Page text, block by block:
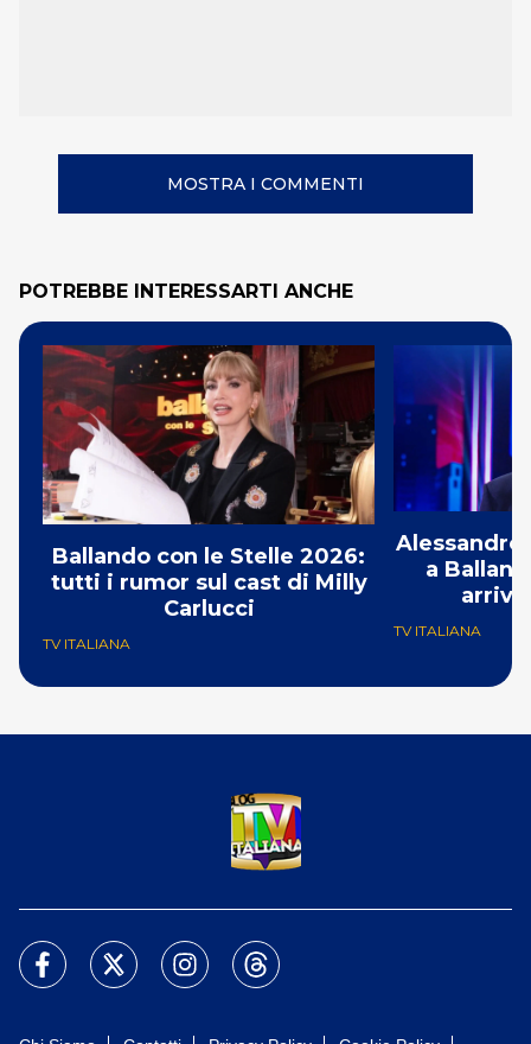
MOSTRA I COMMENTI
POTREBBE INTERESSARTI ANCHE
Ballando con le Stelle 2026:
tutti i rumor sul cast di Milly
Carlucci
TV ITALIANA
Alessandro
a
TV ITALIANA